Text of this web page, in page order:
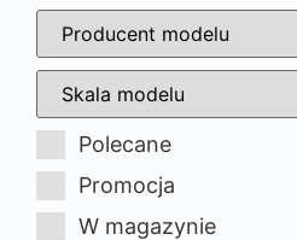
Polecane
Promocja
W magazynie